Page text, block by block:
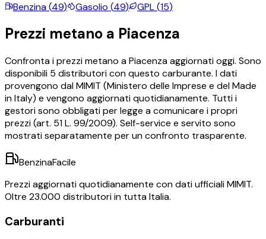
Benzina(49) Gasolio (49) GPL(15)
Prezzi metano a Piacenza
Confronta i prezzimetano aPiacenzaaggiornati oggi. Sono
disponibili 5 distributori con questo carburante. I dati
provengono dal MIMIT (Ministero delle Imprese e del Made
in Italy) e vengono aggiornati quotidianamente. Tutti i
gestori sono obbligati per legge a comunicare i propri
prezzi (art. 51 L. 99/2009). Self-service e servito sono
mostrati separatamente per un confronto trasparente.
BenzinaFacile
Prezzi aggiornati quotidianamente con dati ufficiali MIMIT.
Oltre 23.000 distributori in tutta Italia.
Carburanti